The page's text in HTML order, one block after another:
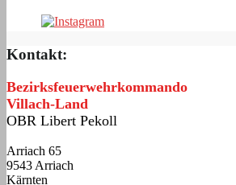
Kontakt:
Bezirksfeuerwehrkommando
Villach-Land
OBR Libert Pekoll
Arriach 65
9543 Arriach
Kärnten